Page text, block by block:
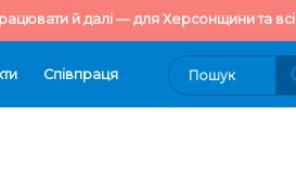
й далі — для Херсонщини та
Cпівпраця